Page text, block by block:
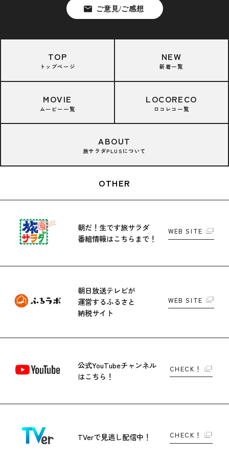
TOP
トップページ
NEW
新着一覧
MOVIE
ムービー一覧
LOCORECO
ロコレコ一覧
ABOUT
旅サラダPLUSについて
OTHER
朝だ！生です旅サラダ
番組情報はこちらまで！
WEB SITE
朝日放送テレビが
運営するふるさと
納税サイト
WEB SITE
公式YouTubeチャンネル
はこちら！
CHECK！
TVerで見逃し配信中！ CHECK！